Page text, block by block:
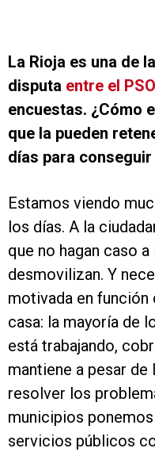
La Rioja es una de
disputa entre el
encuestas. ¿Cómo
que la pueden
días para
Estamos viendo
los días. A la
que no hagan caso
desmovilizan. Y
motivada en función
casa: la mayoría de
está trabajando,
mantiene a pesar de
resolver los
municipios
servicios públicos